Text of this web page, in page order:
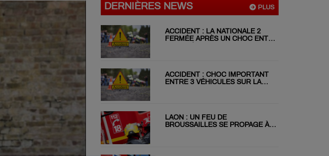
PLUS
DERNIÈRES NEWS
ACCIDENT : LA NATIONALE 2
FERMÉE APRÈS UN CHOC ENTRE
ACCIDENT : CHOC IMPORTANT
ENTRE 3 VÉHICULES SUR LA
LAON : UN FEU DE
BROUSSAILLES SE PROPAGE À